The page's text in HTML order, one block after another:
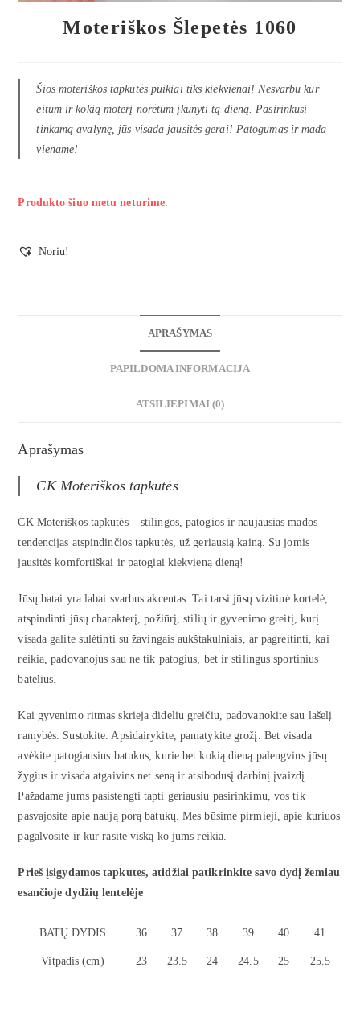
Moteriškos Šlepetės 1060
Šios moteriškos tapkutės puikiai tiks kiekvienai! Nesvarbu kur
eitum ir kokią moterį norėtum įkūnyti tą dieną. Pasirinkusi
tinkamą avalynę, jūs visada jausitės gerai! Patogumas ir mada
viename!
Produkto šiuo metu neturime.
Noriu!
APRAŠYMAS
PAPILDOMA INFORMACIJA
ATSILIEPIMAI (0)
Aprašymas
CK Moteriškos tapkutės
CK Moteriškos tapkutės – stilingos, patogios ir naujausias mados
tendencijas atspindinčios tapkutės, už geriausią kainą. Su jomis
jausitės komfortiškai ir patogiai kiekvieną dieną!
Jūsų batai yra labai svarbus akcentas. Tai tarsi jūsų vizitinė kortelė,
atspindinti jūsų charakterį, požiūrį, stilių ir gyvenimo greitį, kurį
visada galite sulėtinti su žavingais aukštakulniais, ar pagreitinti, kai
reikia, padovanojus sau ne tik patogius, bet ir stilingus sportinius
batelius.
Kai gyvenimo ritmas skrieja dideliu greičiu, padovanokite sau lašelį
ramybės. Sustokite. Apsidairykite, pamatykite grožį. Bet visada
avėkite patogiausius batukus, kurie bet kokią dieną palengvins jūsų
žygius ir visada atgaivins net seną ir atsibodusį darbinį įvaizdį.
Pažadame jums pasistengti tapti geriausiu pasirinkimu, vos tik
pasvajosite apie naują porą batukų. Mes būsime pirmieji, apie kuriuos
pagalvosite ir kur rasite viską ko jums reikia.
Prieš įsigydamos tapkutes, atidžiai patikrinkite savo dydį žemiau
esančioje dydžių lentelėje
BATŲ DYDIS 36 37 38 39 40 41
Vitpadis (cm) 23 23.5 24 24.5 25 25.5